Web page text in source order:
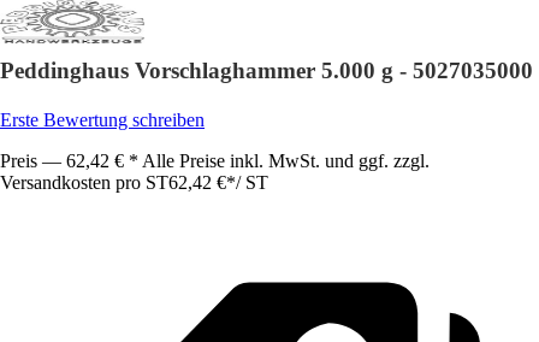
Peddinghaus Vorschlaghammer 5.000 g - 5027035000
Erste Bewertung schreiben
Preis — 62,42 € * Alle Preise inkl. MwSt. und ggf. zzgl.
Versandkosten pro ST62,42 €*/ ST